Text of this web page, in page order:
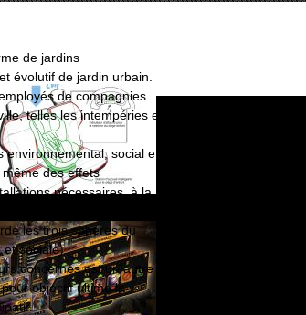
de jardins
évolutif de jardin urbain.
de compagnies.
telles les intempéries et
social et
même des effets
nécessaires, à la
les trois sphères du
et sociale).
concernés est un autre
objectif ultime la